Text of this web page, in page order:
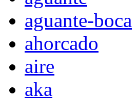
aguante-boca
ahorcado
aire
aka